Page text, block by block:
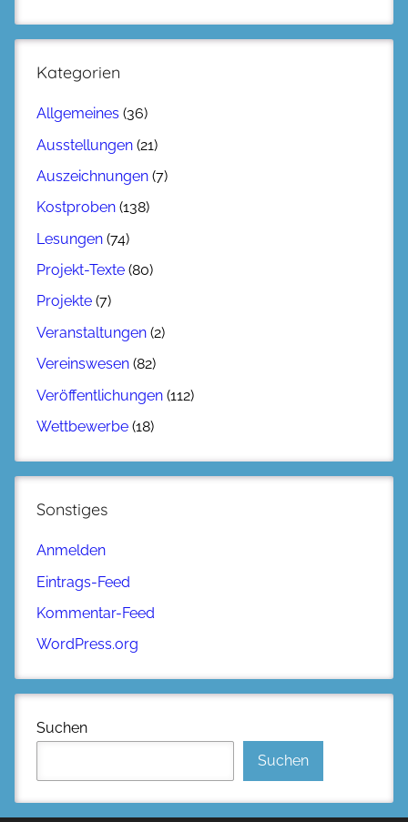
Kategorien
Allgemeines (36)
Ausstellungen (21)
Auszeichnungen (7)
Kostproben (138)
Lesungen (74)
Projekt-Texte (80)
Projekte (7)
Veranstaltungen (2)
Vereinswesen (82)
Veröffentlichungen (112)
Wettbewerbe (18)
Sonstiges
Anmelden
Eintrags-Feed
Kommentar-Feed
WordPress.org
Suchen
Suchen